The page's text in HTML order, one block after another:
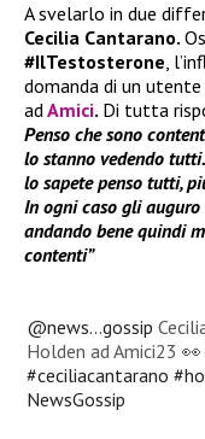
A svelarlo in due
Cecilia Cantarano.
#IlTestosterone,
domanda di un utente
adAmici. Di tutta
Penso che sono
lo stanno vedendo
lo sapete penso tutti,
In ogni caso gli
andando bene quindi
contenti”
@news…gossip
Holden ad Amici23
#ceciliacantarano
NewsGossip